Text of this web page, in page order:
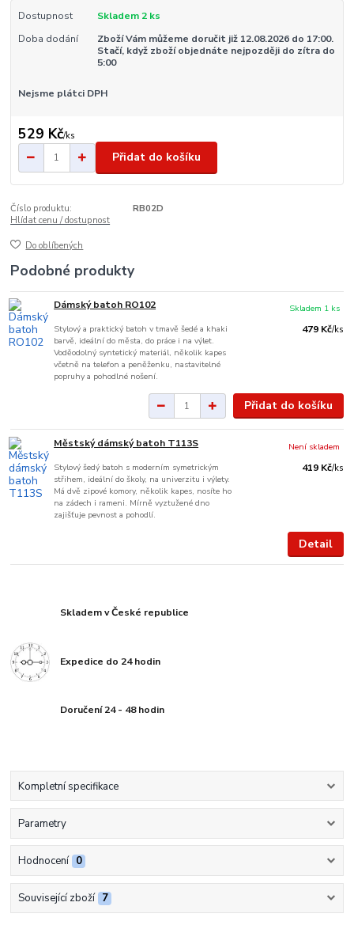
Dostupnost
Skladem 2 ks
Doba dodání
Zboží Vám můžeme doručit již 12.08.2026 do 17:00.
Stačí, když zboží objednáte nejpozději do zítra do
5:00
Nejsme plátci DPH
529 Kč/ks
Přidat do košíku
Číslo produktu:
RB02D
Hlídat cenu / dostupnost
Do oblíbených
Podobné produkty
Dámský batoh RO102
Stylový a praktický batoh v tmavě šedé a khaki
barvě, ideální do města, do práce i na výlet.
Voděodolný syntetický materiál, několik kapes
včetně na telefon a peněženku, nastavitelné
popruhy a pohodlné nošení.
479 Kč/ks
Skladem 1 ks
Přidat do košíku
Městský dámský batoh T113S
Stylový šedý batoh s moderním symetrickým
střihem, ideální do školy, na univerzitu i výlety.
Má dvě zipové komory, několik kapes, nosíte ho
na zádech i rameni. Mírně vyztužené dno
zajišťuje pevnost a pohodlí.
419 Kč/ks
Není skladem
Detail
Skladem v České republice
Expedice do 24 hodin
Doručení 24 - 48 hodin
Kompletní specifikace
Parametry
Hodnocení 0
Související zboží 7